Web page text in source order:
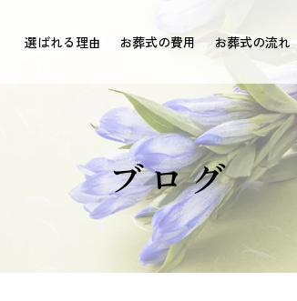
選ばれる理由 お葬式の費用 お葬式の流れ
ブログ